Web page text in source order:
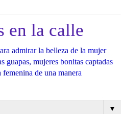
en la calle
admirar la belleza de la mujer
guapas, mujeres bonitas captadas
de una manera
▼